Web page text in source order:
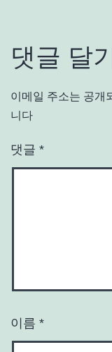
댓글 달
이메일 주소는 공개
니다
댓글 *
이름 *